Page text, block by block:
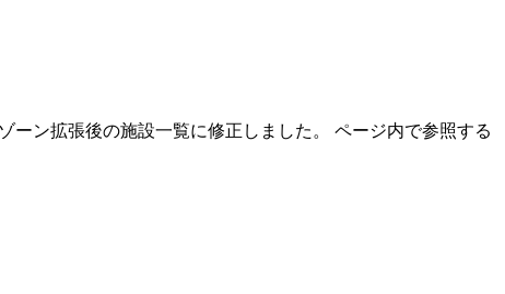
ーン拡張後の施設一覧に修正しました。 ページ内で参照する